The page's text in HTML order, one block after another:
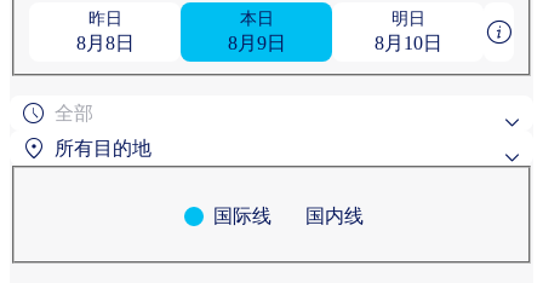
昨日
8月8日
本日
8月9日
明日
8月10日
全部
所有目的地
国际线 国内线